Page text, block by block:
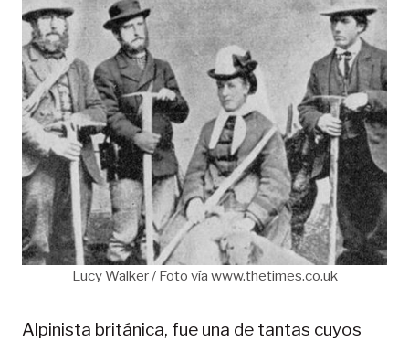
Lucy Walker / Foto vía www.thetimes.co.uk
Alpinista británica, fue una de tantas cuyos